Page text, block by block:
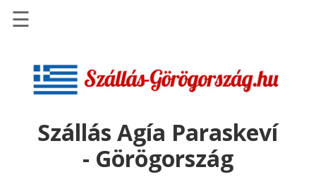
Szállások
Repülőjegy
pénzvisszatérítéssel
☰
Szállás Agía Paraskeví
- Görögország